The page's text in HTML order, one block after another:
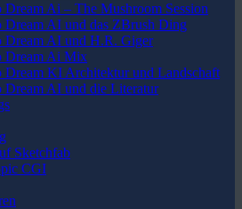
Dream Ai – The Mushroom Session
Dream AI und das ZBrush Ding
Dream AI und H.R. Giger
Dream Ai Mix
Dream KI Architektur und Landschaft
Dream AI und die Literatur
Sketchfab
CGI